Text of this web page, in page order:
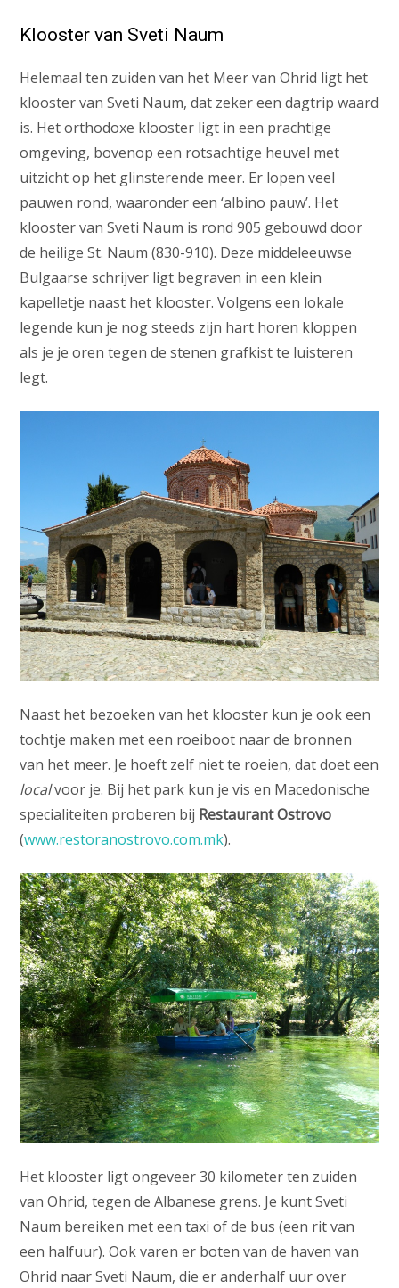
Klooster van Sveti Naum
Helemaal ten zuiden van het Meer van Ohrid ligt het
klooster van Sveti Naum, dat zeker een dagtrip waard
is. Het orthodoxe klooster ligt in een prachtige
omgeving, bovenop een rotsachtige heuvel met
uitzicht op het glinsterende meer. Er lopen veel
pauwen rond, waaronder een ‘albino pauw’. Het
klooster van Sveti Naum is rond 905 gebouwd door
de heilige St. Naum (830-910). Deze middeleeuwse
Bulgaarse schrijver ligt begraven in een klein
kapelletje naast het klooster. Volgens een lokale
legende kun je nog steeds zijn hart horen kloppen
als je je oren tegen de stenen grafkist te luisteren
legt.
Naast het bezoeken van het klooster kun je ook een
tochtje maken met een roeiboot naar de bronnen
van het meer. Je hoeft zelf niet te roeien, dat doet een
localvoor je. Bij het park kun je vis en Macedonische
specialiteiten proberen bij Restaurant Ostrovo
(www.restoranostrovo.com.mk).
Het klooster ligt ongeveer 30 kilometer ten zuiden
van Ohrid, tegen de Albanese grens. Je kunt Sveti
Naum bereiken met een taxi of de bus (een rit van
een halfuur). Ook varen er boten van de haven van
Ohrid naar Sveti Naum, die er anderhalf uur over